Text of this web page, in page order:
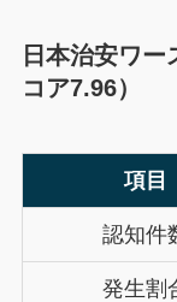
日本治安ワ
コア7.96）
項目
認知件
発生割